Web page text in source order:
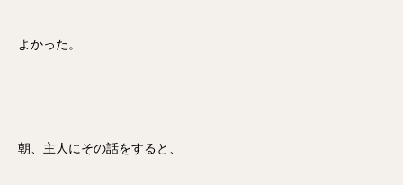
よかった。
朝、主人にその話をすると、